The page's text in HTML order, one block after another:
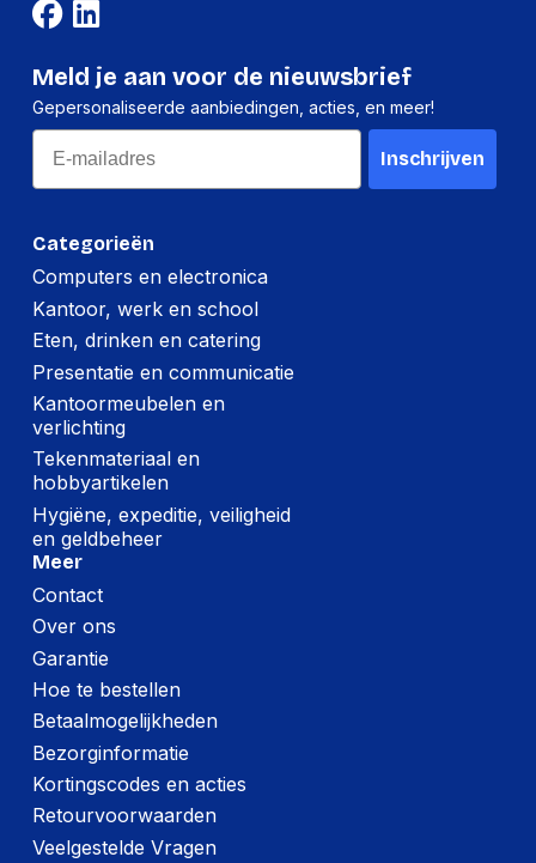
Categorieën
Computers en electronica
Kantoor, werk en school
Eten, drinken en catering
Presentatie en communicatie
Kantoormeubelen en
verlichting
Tekenmateriaal en
hobbyartikelen
Hygiëne, expeditie, veiligheid
en geldbeheer
Meer
Contact
Over ons
Garantie
Hoe te bestellen
Betaalmogelijkheden
Bezorginformatie
Kortingscodes en acties
Retourvoorwaarden
Veelgestelde Vragen
Meld je aan voor de nieuwsbrief
Gepersonaliseerde aanbiedingen, acties, en meer!
Email
Inschrijven